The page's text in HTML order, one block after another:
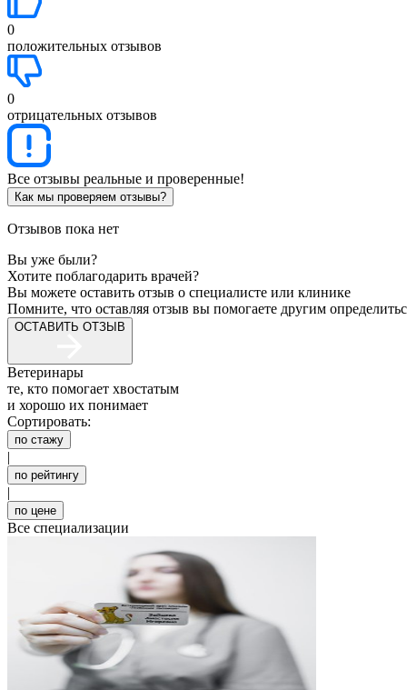
0
положительных отзывов
0
отрицательных отзывов
Все отзывы реальные и проверенные!
Как мы проверяем отзывы?
Отзывов пока нет
Вы уже были?
Хотите поблагодарить врачей?
Вы можете оставить отзыв о специалисте или клинике
Помните, что оставляя отзыв вы помогаете другим
ОСТАВИТЬ ОТЗЫВ
Ветеринары
те, кто помогает хвостатым
и хорошо их понимает
Сортировать:
по стажу
|
по рейтингу
|
по цене
Все специализации